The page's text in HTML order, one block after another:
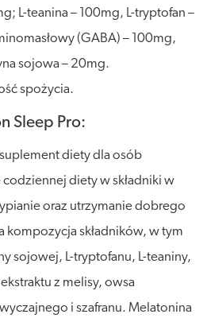
L-teanina – 100mg, L-tryptofan –
(GABA) – 100mg,
sojowa – 20mg.
spożycia.
Sleep Pro:
diety dla osób
codziennej diety w składniki w
oraz utrzymanie dobrego
kompozycja składników, w tym
sojowej, L-tryptofanu, L-teaniny,
z melisy, owsa
i szafranu. Melatonina